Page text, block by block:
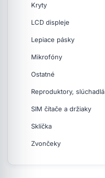
Kryty
LCD displeje
Lepiace pásky
Mikrofóny
Ostatné
Reproduktory, slúchadlá
SIM čítače a držiaky
Sklíčka
Zvončeky